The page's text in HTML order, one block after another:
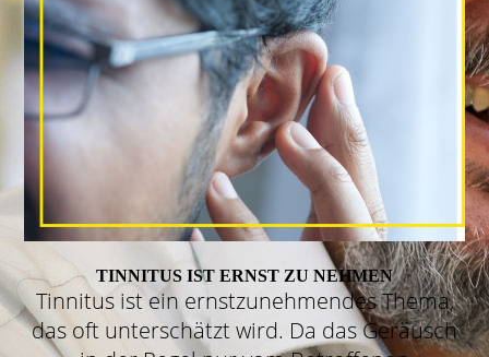
TINNITUS IST ERNST ZU NEHMEN
Tinnitus ist ein ernstzunehmendes Thema,
das oft unterschätzt wird. Da das Geräusch